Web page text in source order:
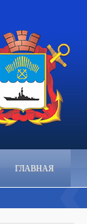
ГЛАВНАЯ